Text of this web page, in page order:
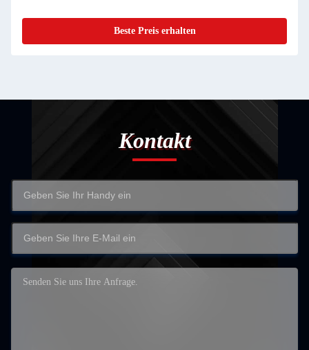
Beste Preis erhalten
Kontakt